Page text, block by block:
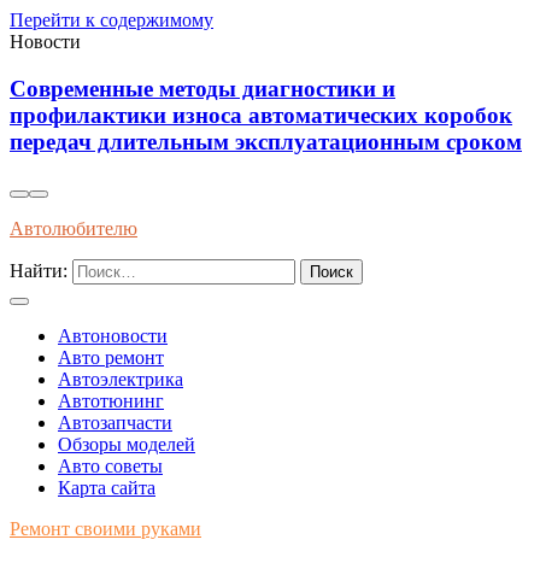
Перейти к содержимому
Новости
Современные методы диагностики и
профилактики износа автоматических коробок
передач длительным эксплуатационным сроком
Автолюбителю
Найти:
Автоновости
Авто ремонт
Автоэлектрика
Автотюнинг
Автозапчасти
Обзоры моделей
Авто советы
Карта сайта
Ремонт своими руками